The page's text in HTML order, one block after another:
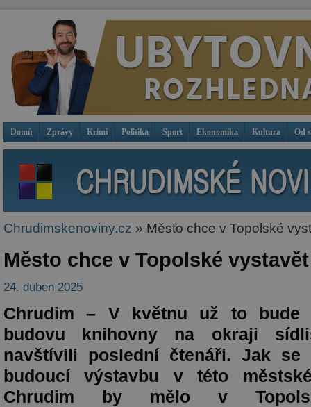
Domů Zprávy Krimi Politika Sport Ekonomika Kultura Od
Chrudimskenoviny.cz » Město chce v Topolské
Město chce v Topolské
24. duben 2025
Chrudim – V květnu už to bude
budovu knihovny na okraji
navštívili poslední čtenáři. Jak
budoucí výstavbu v této
Chrudim by mělo v